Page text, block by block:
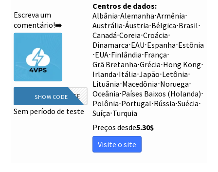
Escreva um
comentário!➡️
AUTOMATICAMENTE
SHOW CODE
Sem período de teste
Centros de dados:
Albânia⋅Alemanha⋅Armênia⋅
Austrália⋅Áustria⋅Bélgica⋅Brasil⋅
Canadá⋅Coreia⋅Croácia⋅
Dinamarca⋅EAU⋅Espanha⋅Estônia
⋅EUA⋅Finlândia⋅França⋅
Grã Bretanha⋅Grécia⋅Hong Kong⋅
Irlanda⋅Itália⋅Japão⋅Letônia⋅
Lituânia⋅Macedônia⋅Noruega⋅
Oceânia⋅Países Baixos (Holanda)⋅
Polônia⋅Portugal⋅Rússia⋅Suécia⋅
Suíça⋅Turquia
Preços desde5.30$
Visite o site